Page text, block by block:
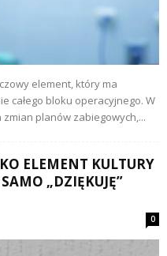
element, który ma
całego bloku operacyjnego. W
zmian planów zabiegowych,...
ELEMENT KULTURY
„DZIĘKUJĘ”
0